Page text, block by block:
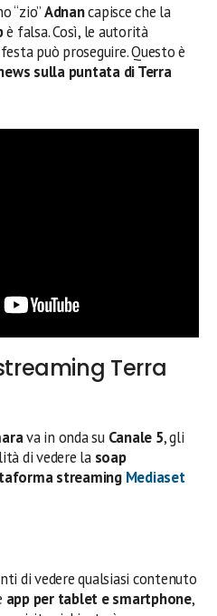
“zio”Adnancapisce che la
è falsa. Così, le autorità
può proseguire. Questo è
sulla puntata di Terra
Terra
va in onda su Canale 5, gli
di vedere la soap
streaming Mediaset
di vedere qualsiasi contenuto
app per tablet e smartphone,